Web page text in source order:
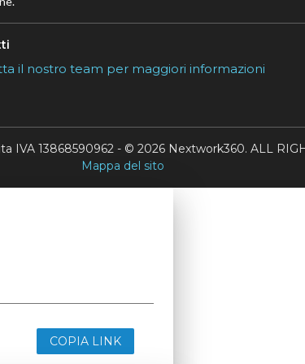
il nostro team per maggiori informazioni
IVA 13868590962 - © 2026 Nextwork360. ALL
Mappa del sito
COPIA LINK